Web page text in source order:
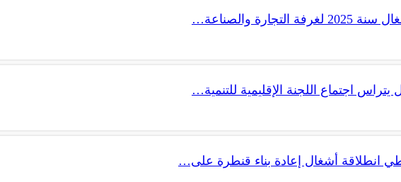
والصناعة…
اجتماع اللجنة الإقليمية للتنمية…
انطلاقة أشغال إعادة بناء قنطرة على…